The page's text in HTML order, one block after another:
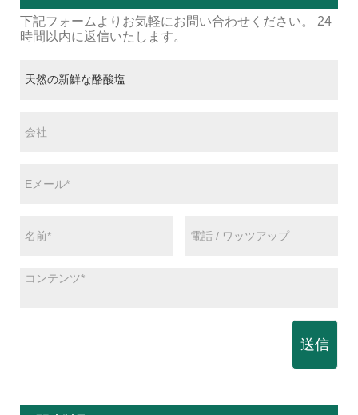
下記フォームよりお気軽にお問い合わせください。 24
時間以内に返信いたします。
送信